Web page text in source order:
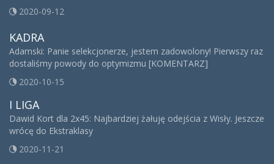
2020-09-12
KADRA
Adamski: Panie selekcjonerze, jestem zadowolony! Pierwszy raz
dostaliśmy powody do optymizmu [KOMENTARZ]
2020-10-15
I LIGA
Dawid Kort dla 2x45: Najbardziej żałuję odejścia z Wisły. Jeszcze
wrócę do Ekstraklasy
2020-11-21